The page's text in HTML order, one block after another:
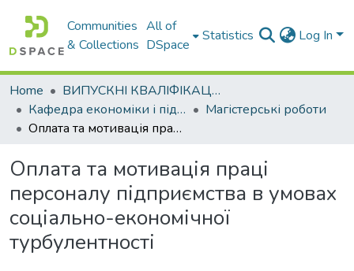
Communities
& Collections
All of
DSpace
Statistics Log In
Home
ВИПУСКНІ КВАЛІФІКАЦІЙНІ РОБОТИ
Кафедра економіки і підприємництва
Магістерські роботи
Оплата та мотивація праці персоналу підприємства в умовах соціально-економічної турбулентності
Оплата та мотивація праці
персоналу підприємства в умовах
соціально-економічної
турбулентності